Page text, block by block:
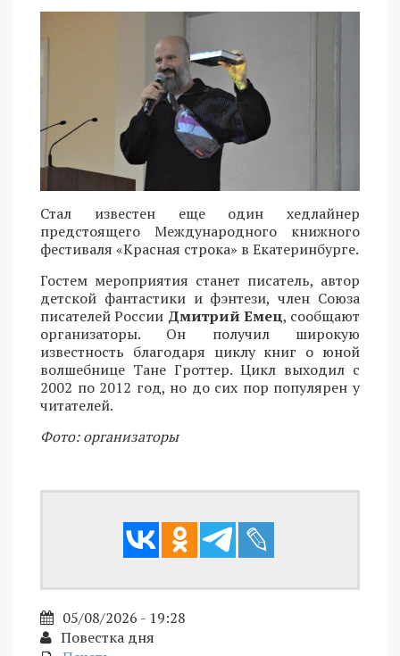
Стал известен еще один хедлайнер
предстоящего Международного книжного
фестиваля «Красная строка» в Екатеринбурге.
Гостем мероприятия станет писатель, автор
детской фантастики и фэнтези, член Союза
писателей России Дмитрий Емец, сообщают
организаторы. Он получил широкую
известность благодаря циклу книг о юной
волшебнице Тане Гроттер. Цикл выходил с
2002 по 2012 год, но до сих пор популярен у
читателей.
Фото: организаторы
05/08/2026 - 19:28
Повестка дня